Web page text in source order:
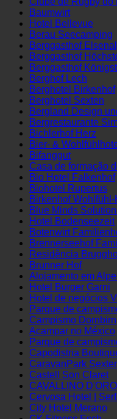
Bad Vöslau
Clube de Rugby do
Baumwirt
Hotel Bellevue
Berau Seecamping
Berggasthof
Berggasthof
Berggasthof
Berghof Lech
Berghotel Birkenhof
Berghotel Sexten
Bergland Design
Bergrestaurante
Bichlerhof Herz
Bier- &
Bifanggut
Casa de formação
Bio Hotel Falkenhof
Biohotel Rupertus
Birkenhof Wohlfühl-
Blue Minds
Hotel Bodenseezeit
Botenwirt
Brennerseehof
Residência
Brunner Hof
Alojamento em
Hotel Burger Garni
Hotel de negócios
Parque de
Campismo Dornbirn
Acampar no México
Parque de
Capodistria
CaravanPark Sexten
Castell Son Claret
CAVALLINO
Cervosa Hotel |